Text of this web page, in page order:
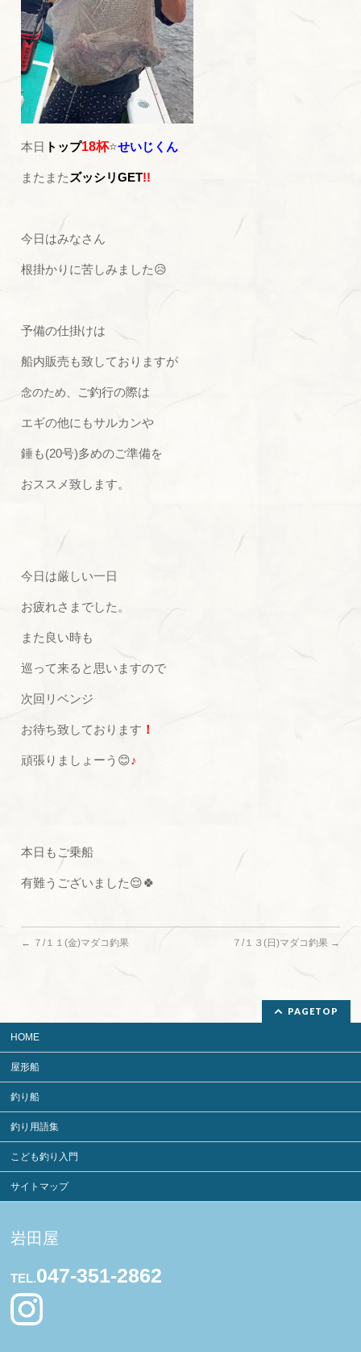
本日 トップ18杯⭐せいじくん
またまた ズッシリGET!!
今日はみなさん
根掛かりに苦しみました😥
予備の仕掛けは
船内販売も致しておりますが
念のため、 ご釣行の際は
エギの他にもサルカンや
錘も(20号)多めのご準備を
おススメ致します。
今日は厳しい一日
お疲れさまでした。
また良い時も
巡って来ると思いますので
次回リベンジ
お待ち致しております ！
頑張りましょーう😊♪
本日もご乗船
有難うございました😌🍀
← ７/１１(金)マダコ釣果 ７/１３(日)マダコ釣果 →
PAGETOP
HOME
屋形船
釣り船
釣り用語集
こども釣り入門
サイトマップ
岩田屋
TEL.047-351-2862